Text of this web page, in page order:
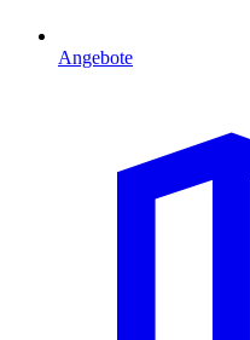
Angebote